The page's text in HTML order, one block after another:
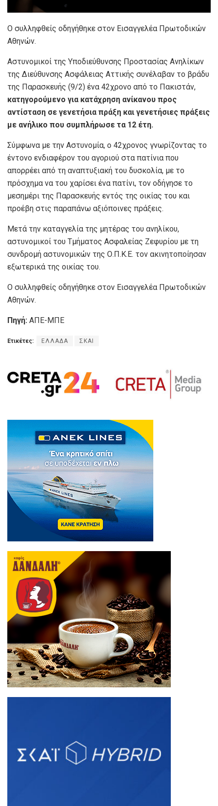
Ο συλληφθείς οδηγήθηκε στον Εισαγγελέα Πρωτοδικών
Αθηνών.
Αστυνομικοί της Υποδιεύθυνσης Προστασίας Ανηλίκων
της Διεύθυνσης Ασφάλειας Αττικής συνέλαβαν το βράδυ
της Παρασκευής (9/2) ένα 42χρονο από το Πακιστάν,
κατηγορούμενο για κατάχρηση ανίκανου προς
αντίσταση σε γενετήσια πράξη και γενετήσιες πράξεις
με ανήλικο που συμπλήρωσε τα 12 έτη.
Σύμφωνα με την Αστυνομία, ο 42χρονος γνωρίζοντας το
έντονο ενδιαφέρον του αγοριού στα πατίνια που
απορρέει από τη αναπτυξιακή του δυσκολία, με το
πρόσχημα να του χαρίσει ένα πατίνι, τον οδήγησε το
μεσημέρι της Παρασκευής εντός της οικίας του και
προέβη στις παραπάνω αξιόποινες πράξεις.
Μετά την καταγγελία της μητέρας του ανηλίκου,
αστυνομικοί του Τμήματος Ασφαλείας Ζεφυρίου με τη
συνδρομή αστυνομικών της Ο.Π.Κ.Ε. τον ακινητοποίησαν
εξωτερικά της οικίας του.
Ο συλληφθείς οδηγήθηκε στον Εισαγγελέα Πρωτοδικών
Αθηνών.
Πηγή: ΑΠΕ-ΜΠΕ
Ετικέτες: ΕΛΛΑΔΑ ΣΚΑΙ